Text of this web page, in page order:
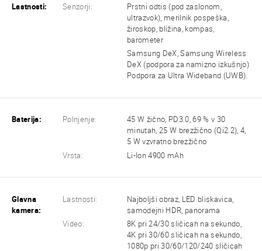
Lastnosti: Senzorji:
Prstni odtis (pod zaslonom,
ultrazvok), merilnik pospeška,
žiroskop, bližina, kompas,
barometer
Samsung DeX, Samsung Wireless
DeX (podpora za namizno izkušnjo)
Podpora za Ultra Wideband (UWB).
Baterija: Polnjenje:
45 W žično, PD3.0, 69 % v 30
minutah, 25 W brezžično (Qi2.2), 4,
5 W vzvratno brezžično
Vrsta:
Li-Ion 4900 mAh
Glavna
kamera:
Lastnosti:
Najboljši obraz, LED bliskavica,
samodejni HDR, panorama
Video:
8K pri 24/30 sličicah na sekundo,
4K pri 30/60 sličicah na sekundo,
1080p pri 30/60/120/240 sličicah